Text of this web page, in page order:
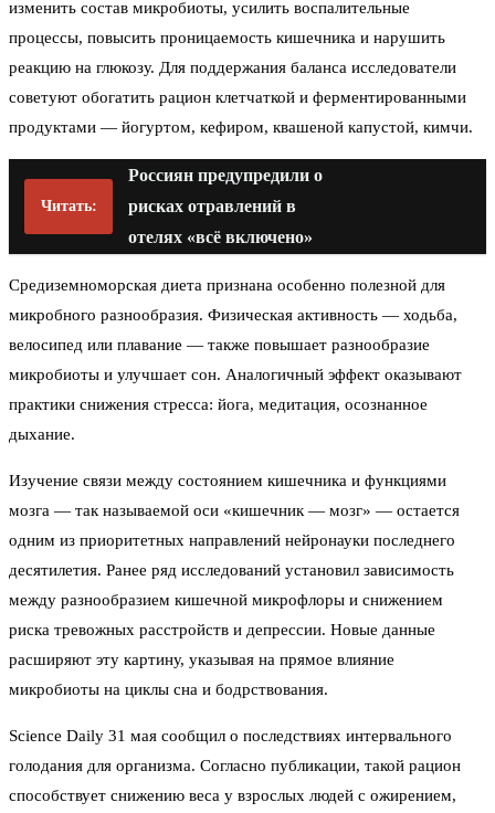
изменить состав микробиоты, усилить воспалительные
процессы, повысить проницаемость кишечника и нарушить
реакцию на глюкозу. Для поддержания баланса исследователи
советуют обогатить рацион клетчаткой и ферментированными
продуктами — йогуртом, кефиром, квашеной капустой, кимчи.
Читать:
Россиян предупредили о
рисках отравлений в
отелях «всё включено»
Средиземноморская диета признана особенно полезной для
микробного разнообразия. Физическая активность — ходьба,
велосипед или плавание — также повышает разнообразие
микробиоты и улучшает сон. Аналогичный эффект оказывают
практики снижения стресса: йога, медитация, осознанное
дыхание.
Изучение связи между состоянием кишечника и функциями
мозга — так называемой оси «кишечник — мозг» — остается
одним из приоритетных направлений нейронауки последнего
десятилетия. Ранее ряд исследований установил зависимость
между разнообразием кишечной микрофлоры и снижением
риска тревожных расстройств и депрессии. Новые данные
расширяют эту картину, указывая на прямое влияние
микробиоты на циклы сна и бодрствования.
Science Daily 31 мая сообщил о последствиях интервального
голодания для организма. Согласно публикации, такой рацион
способствует снижению веса у взрослых людей с ожирением,